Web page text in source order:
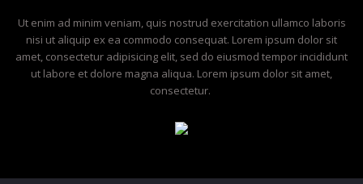
Ut enim ad minim veniam, quis nostrud exercitation ullamco laboris
nisi ut aliquip ex ea commodo consequat. Lorem ipsum dolor sit
amet, consectetur adipisicing elit, sed do eiusmod tempor incididunt
ut labore et dolore magna aliqua. Lorem ipsum dolor sit amet,
consectetur.